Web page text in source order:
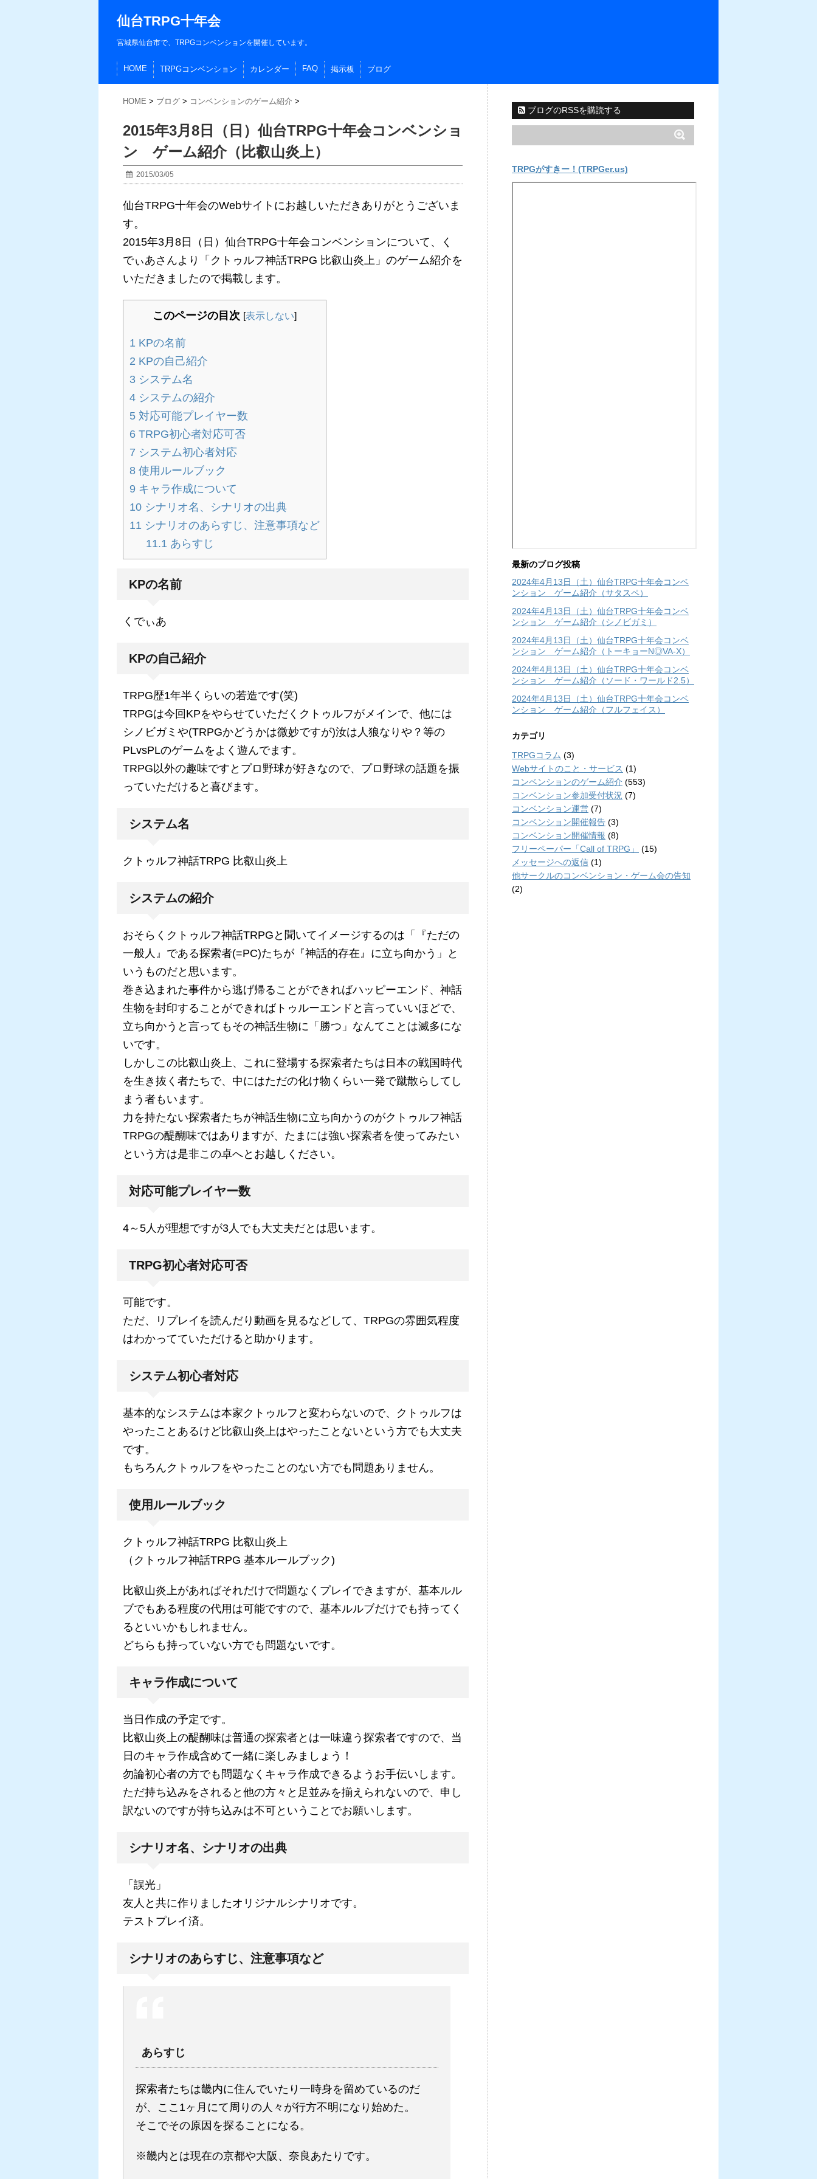
仙台TRPG十年会
宮城県仙台市で、TRPGコンベンションを開催しています。
HOME TRPGコンベンション カレンダー FAQ 掲示板 ブログ
HOME > ブログ > コンベンションのゲーム紹介 >
2015年3月8日（日）仙台TRPG十年会コンベンショ
ン ゲーム紹介（比叡山炎上）
2015/03/05
仙台TRPG十年会のWebサイトにお越しいただきありがとうございま
す。
2015年3月8日（日）仙台TRPG十年会コンベンションについて、く
でぃあさんより「クトゥルフ神話TRPG 比叡山炎上」のゲーム紹介を
いただきましたので掲載します。
このページの目次 [表示しない]
1 KPの名前
2 KPの自己紹介
3 システム名
4 システムの紹介
5 対応可能プレイヤー数
6 TRPG初心者対応可否
7 システム初心者対応
8 使用ルールブック
9 キャラ作成について
10 シナリオ名、シナリオの出典
11 シナリオのあらすじ、注意事項など
11.1 あらすじ
KPの名前
くでぃあ
KPの自己紹介
TRPG歴1年半くらいの若造です(笑)
TRPGは今回KPをやらせていただくクトゥルフがメインで、他には
シノビガミや(TRPGかどうかは微妙ですが)汝は人狼なりや？等の
PLvsPLのゲームをよく遊んでます。
TRPG以外の趣味ですとプロ野球が好きなので、プロ野球の話題を振
っていただけると喜びます。
システム名
クトゥルフ神話TRPG 比叡山炎上
システムの紹介
おそらくクトゥルフ神話TRPGと聞いてイメージするのは「『ただの
一般人』である探索者(=PC)たちが『神話的存在』に立ち向かう」と
いうものだと思います。
巻き込まれた事件から逃げ帰ることができればハッピーエンド、神話
生物を封印することができればトゥルーエンドと言っていいほどで、
立ち向かうと言ってもその神話生物に「勝つ」なんてことは滅多にな
いです。
しかしこの比叡山炎上、これに登場する探索者たちは日本の戦国時代
を生き抜く者たちで、中にはただの化け物くらい一発で蹴散らしてし
まう者もいます。
力を持たない探索者たちが神話生物に立ち向かうのがクトゥルフ神話
TRPGの醍醐味ではありますが、たまには強い探索者を使ってみたい
という方は是非この卓へとお越しください。
対応可能プレイヤー数
4～5人が理想ですが3人でも大丈夫だとは思います。
TRPG初心者対応可否
可能です。
ただ、リプレイを読んだり動画を見るなどして、TRPGの雰囲気程度
はわかってていただけると助かります。
システム初心者対応
基本的なシステムは本家クトゥルフと変わらないので、クトゥルフは
やったことあるけど比叡山炎上はやったことないという方でも大丈夫
です。
もちろんクトゥルフをやったことのない方でも問題ありません。
使用ルールブック
クトゥルフ神話TRPG 比叡山炎上
（クトゥルフ神話TRPG 基本ルールブック)
比叡山炎上があればそれだけで問題なくプレイできますが、基本ルル
ブでもある程度の代用は可能ですので、基本ルルブだけでも持ってく
るといいかもしれません。
どちらも持っていない方でも問題ないです。
キャラ作成について
当日作成の予定です。
比叡山炎上の醍醐味は普通の探索者とは一味違う探索者ですので、当
日のキャラ作成含めて一緒に楽しみましょう！
勿論初心者の方でも問題なくキャラ作成できるようお手伝いします。
ただ持ち込みをされると他の方々と足並みを揃えられないので、申し
訳ないのですが持ち込みは不可ということでお願いします。
シナリオ名、シナリオの出典
「誤光」
友人と共に作りましたオリジナルシナリオです。
テストプレイ済。
シナリオのあらすじ、注意事項など
あらすじ
探索者たちは畿内に住んでいたり一時身を留めているのだ
が、ここ1ヶ月にて周りの人々が行方不明になり始めた。
そこでその原因を探ることになる。
※畿内とは現在の京都や大阪、奈良あたりです。
ブログのRSSを購読する
TRPGがすきー！(TRPGer.us)
最新のブログ投稿
2024年4月13日（土）仙台TRPG十年会コンベ
ンション ゲーム紹介（サタスペ）
2024年4月13日（土）仙台TRPG十年会コンベ
ンション ゲーム紹介（シノビガミ）
2024年4月13日（土）仙台TRPG十年会コンベ
ンション ゲーム紹介（トーキョーN◎VA-X）
2024年4月13日（土）仙台TRPG十年会コンベ
ンション ゲーム紹介（ソード・ワールド2.5）
2024年4月13日（土）仙台TRPG十年会コンベ
ンション ゲーム紹介（フルフェイス）
カテゴリ
TRPGコラム (3)
Webサイトのこと・サービス (1)
コンベンションのゲーム紹介 (553)
コンベンション参加受付状況 (7)
コンベンション運営 (7)
コンベンション開催報告 (3)
コンベンション開催情報 (8)
フリーペーパー「Call of TRPG」
(15)
メッセージへの返信 (1)
他サークルのコンベンション・ゲーム会の告知
(2)